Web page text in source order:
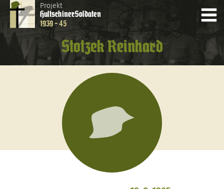
Projekt
HultschinerSoldaten
1939 - 45
Stotzek Reinhard